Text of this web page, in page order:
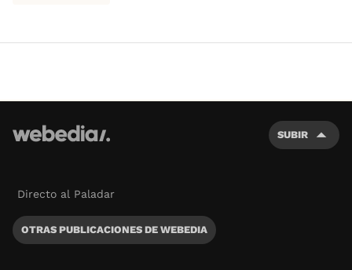
SUBIR
Directo al Paladar
OTRAS PUBLICACIONES DE WEBEDIA